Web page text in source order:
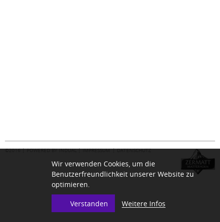
©2016 |POWERED BY INDUAL|IMPRESSUM DATENSCHUTZ
Wir verwenden Cookies, um die
Benutzerfreundlichkeit unserer Website zu
optimieren.
Verstanden Weitere Infos